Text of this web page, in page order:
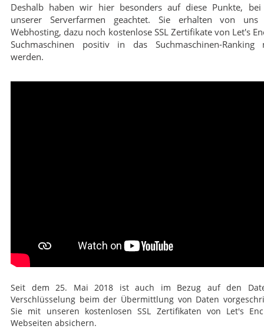
Deshalb haben wir hier besonders auf diese Punkte,
unserer Serverfarmen geachtet. Sie erhalten von uns
Webhosting, dazu noch kostenlose SSL Zertifikate von Let's
Suchmaschinen positiv in das Suchmaschinen-Ranking
werden.
Seit dem 25. Mai 2018 ist auch im Bezug auf den
Verschlüsselung beim der Übermittlung von Daten
Sie mit unseren kostenlosen SSL Zertifikaten von Let's
Webseiten absichern.